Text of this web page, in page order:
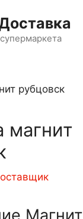
магнит
Магнит